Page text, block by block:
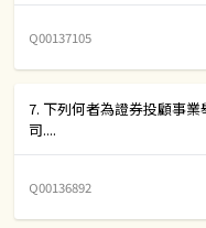
Q00137105
7. 下列何者為證券投顧事
司....
Q00136892